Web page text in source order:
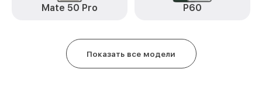
Замена антенны nova 11 Huawei
Замена голосового динамика nova 11
Mate 50 Pro P60
Показать все модели